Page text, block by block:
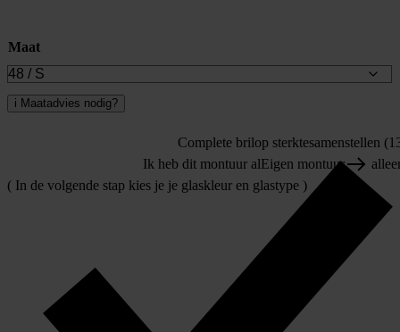
Maat
i Maatadvies nodig?
Complete brilop sterktesamenstellen
Ik heb dit montuur alEigen montuur
( In de volgende stap kies je je glaskleur en glastype )